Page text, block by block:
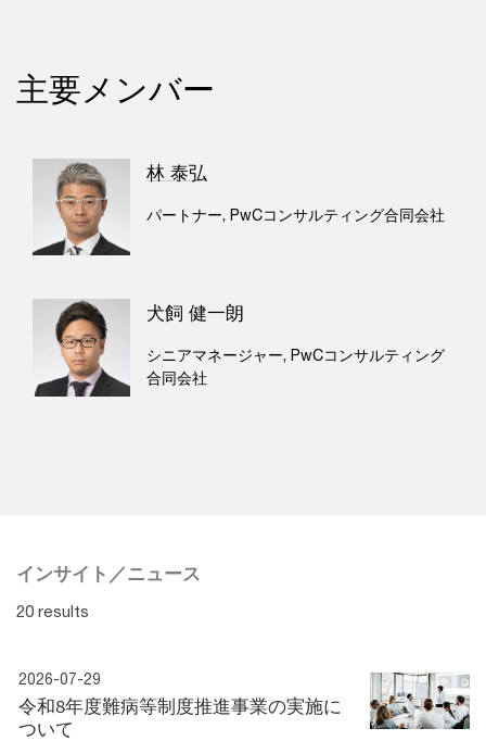
主要メンバー
林 泰弘
パートナー, PwCコンサルティング合同会社
犬飼 健一朗
シニアマネージャー, PwCコンサルティング
合同会社
インサイト／ニュース
20 results
2026-07-29
令和8年度難病等制度推進事業の実施に
ついて